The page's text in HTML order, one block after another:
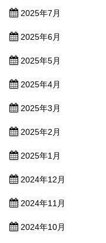
2025年7月
2025年6月
2025年5月
2025年4月
2025年3月
2025年2月
2025年1月
2024年12月
2024年11月
2024年10月